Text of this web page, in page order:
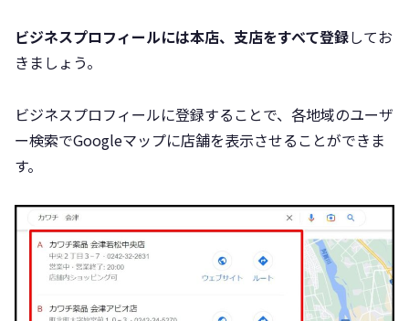
ビジネスプロフィールには本店、支店をすべて登録してお
きましょう。
ビジネスプロフィールに登録することで、各地域のユーザ
ー検索でGoogleマップに店舗を表示させることができま
す。